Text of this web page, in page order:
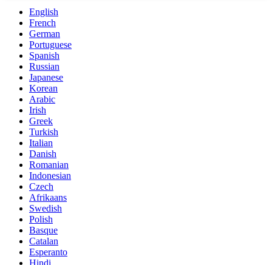
English
French
German
Portuguese
Spanish
Russian
Japanese
Korean
Arabic
Irish
Greek
Turkish
Italian
Danish
Romanian
Indonesian
Czech
Afrikaans
Swedish
Polish
Basque
Catalan
Esperanto
Hindi